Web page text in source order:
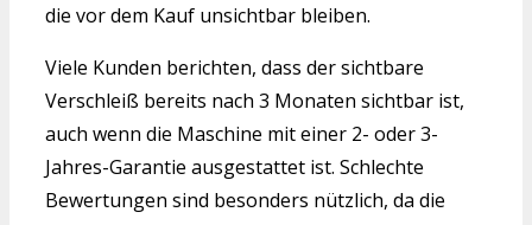
die vor dem Kauf unsichtbar bleiben.
Viele Kunden berichten, dass der sichtbare
Verschleiß bereits nach 3 Monaten sichtbar ist,
auch wenn die Maschine mit einer 2- oder 3-
Jahres-Garantie ausgestattet ist. Schlechte
Bewertungen sind besonders nützlich, da die